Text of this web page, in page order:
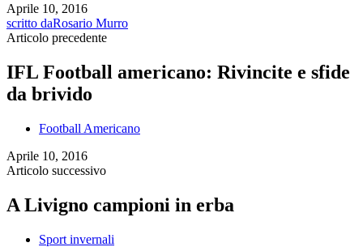
Aprile 10, 2016
scritto daRosario Murro
Articolo precedente
IFL Football americano: Rivincite e sfide
da brivido
Football Americano
Aprile 10, 2016
Articolo successivo
A Livigno campioni in erba
Sport invernali